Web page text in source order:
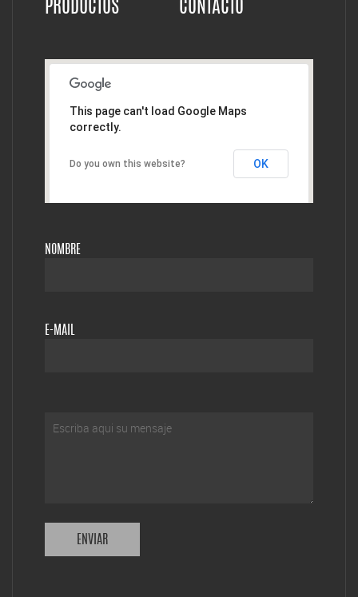
PRODUCTOS CONTACTO
This page can't load Google Maps
correctly.
Do you own this website? OK
NOMBRE
E-MAIL